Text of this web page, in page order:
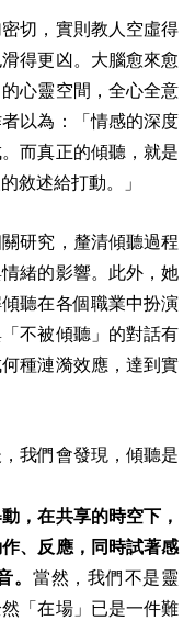
切，實則教人空虛得
得更凶。大腦愈來愈
心靈空間，全心全意
以為：「情感的深度
而真正的傾聽，就是
敘述給打動。」
研究，釐清傾聽過程
緒的影響。此外，她
聽在各個職業中扮演
不被傾聽」的對話有
種漣漪效應，達到實
我們會發現，傾聽是
，在共享的時空下，
、反應，同時試著感
。 當然，我們不是靈
「在場」已是一件難